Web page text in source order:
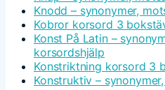
Knodd – synonymer,
Kobror korsord 3
Konst På Latin –
korsordshjälp
Konstriktning korsord 3
Konstruktiv –